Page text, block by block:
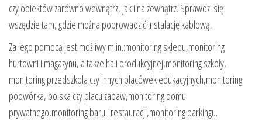
czy obiektów zarówno wewnątrz, jak i na zewnątrz. Sprawdzi się
wszędzie tam, gdzie można poprowadzić instalację kablową.
Za jego pomocą jest możliwy m.in.:monitoring sklepu,monitoring
hurtowni i magazynu, a także hali produkcyjnej,monitoring szkoły,
monitoring przedszkola czy innych placówek edukacyjnych,monitoring
podwórka, boiska czy placu zabaw,monitoring domu
prywatnego,monitoring baru i restauracji,monitoring parkingu.